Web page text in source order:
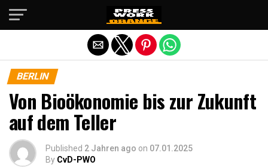
BERLIN
Von Bioökonomie bis zur Zukunft
auf dem Teller
Published 2 Jahren ago on 07.01.2025
By CvD-PWO
Die mobile Version verlassen